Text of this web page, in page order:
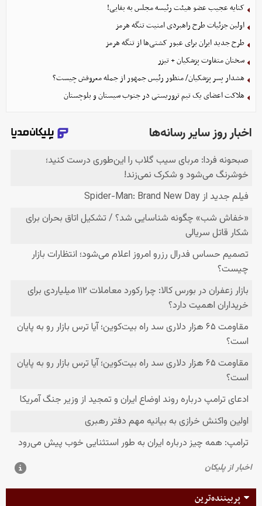
کنایه عجیب عضو هیئت رئیسه مجلس به بقایی!
اولین جزئیات طرح راهبردی امنیت تنگه هرمز
طرح جدید ایران برای عبور کشتی‌ها از تنگه هرمز
سخنان متفاوت پزشکیان + تیزر
هشدار پسر پزشکیان/ منظور رئیس جمهور از جمله معروفش چیست؟
هلاکت اعضای یک تیم تروریستی در جنوب سیستان و بلوچستان
پربیننده‌ترین